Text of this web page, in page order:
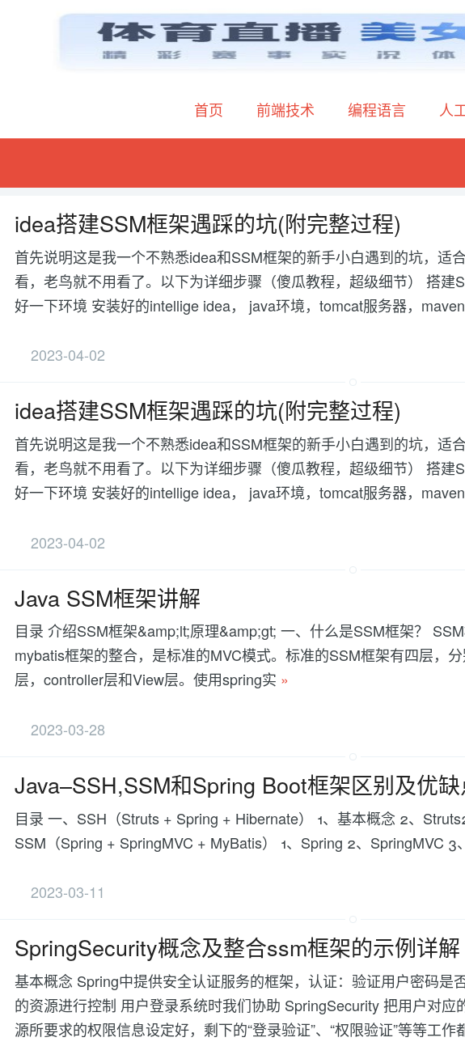
首页 前端技术 编程语言 人
idea搭建SSM框架遇踩的坑(附完整过程)
首先说明这是我一个不熟悉idea和SSM框架的新手小白遇到的坑，适
看，老鸟就不用看了。以下为详细步骤（傻瓜教程，超级细节） 搭建
好一下环境 安装好的intellige idea， java环境，tomcat服务器，maven
2023-04-02
idea搭建SSM框架遇踩的坑(附完整过程)
首先说明这是我一个不熟悉idea和SSM框架的新手小白遇到的坑，适
看，老鸟就不用看了。以下为详细步骤（傻瓜教程，超级细节） 搭建
好一下环境 安装好的intellige idea， java环境，tomcat服务器，maven
2023-04-02
Java SSM框架讲解
目录 介绍SSM框架&amp;lt;原理&amp;gt; 一、什么是SSM框架？
mybatis框架的整合，是标准的MVC模式。标准的SSM框架有四层，
层，controller层和View层。使用spring实 »
2023-03-28
Java--SSH,SSM和Spring Boot框架区别及优
目录 一、SSH（Struts + Spring + Hibernate） 1、基本概念 2、
SSM（Spring + SpringMVC + MyBatis） 1、Spring 2、SpringMVC 3
2023-03-11
SpringSecurity概念及整合ssm框架的示例详解
基本概念 Spring中提供安全认证服务的框架，认证：验证用户密码是
的资源进行控制 用户登录系统时我们协助 SpringSecurity 把用户对
源所要求的权限信息设定好，剩下的“登录验证”、“权限验证”等等工作